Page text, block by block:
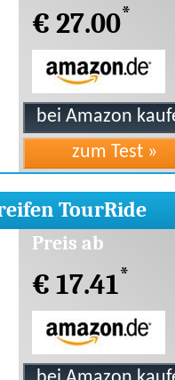
€ 27.00*
TourRide
Preis ab
€ 17.41*